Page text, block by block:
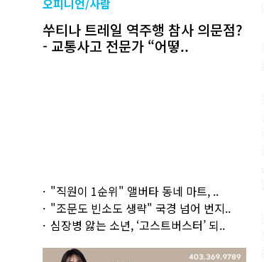
쑤티나 트레일 역주행 참사 의문점?
- 교통사고 전문가 “어떻..
"직원이 1순위" 앨버타 동네 마트, ..
"조문도 빈소도 생략" 국경 넘어 번지..
심장병 앓는 소년, ‘고스트버스터’ 되..